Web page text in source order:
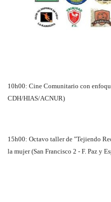
10h00: Cine Comunitario con
CDH/HIAS/ACNUR)
15h00: Octavo taller de "Tejiendo
la mujer (San Francisco 2 - F. Paz y